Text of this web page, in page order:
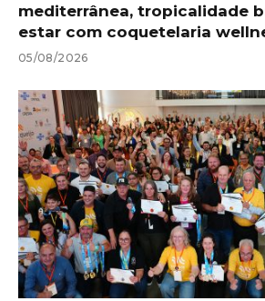
mediterrânea, tropicalidade
estar com coquetelaria
05/08/2026